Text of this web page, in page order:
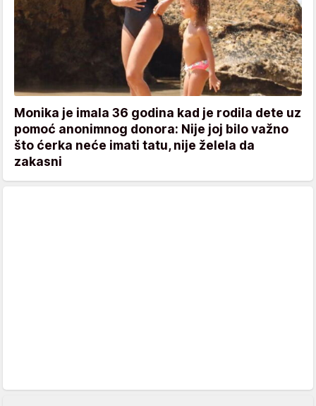
Monika je imala 36 godina kad je rodila dete uz
pomoć anonimnog donora: Nije joj bilo važno
što ćerka neće imati tatu, nije želela da
zakasni